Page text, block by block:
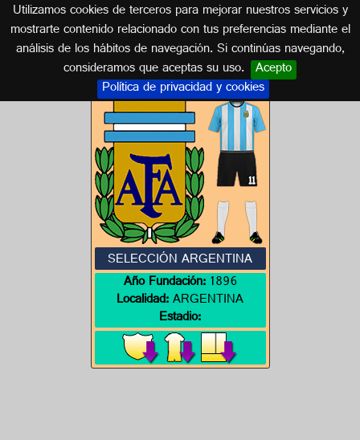
Utilizamos cookies de terceros para mejorar nuestros servicios y
mostrarte contenido relacionado con tus preferencias mediante el
análisis de los hábitos de navegación. Si continúas navegando,
consideramos que aceptas su uso. Acepto
Política de privacidad y cookies
Escudos de ARGENTINA
ARGENTINA
SELECCIÓN ARGENTINA
Año Fundación:1896
Localidad:ARGENTINA
Estadio: